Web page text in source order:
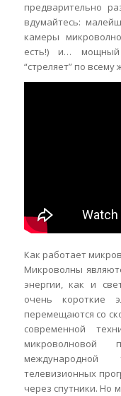
предварительно
вдумайтесь:
камеры
есть!) и… мощный
“стреляет” по
Как работает
Микроволны
энергии, как и
очень короткие
перемещаются со
современной
международной
телевизионных
через спутники. Но